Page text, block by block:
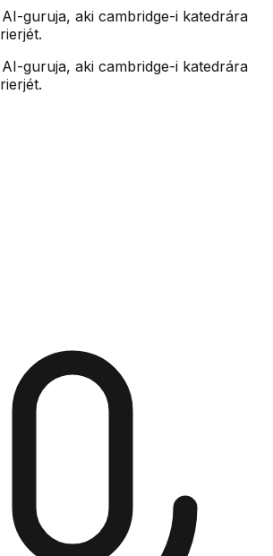
guruja, aki cambridge-i katedrára
guruja, aki cambridge-i katedrára